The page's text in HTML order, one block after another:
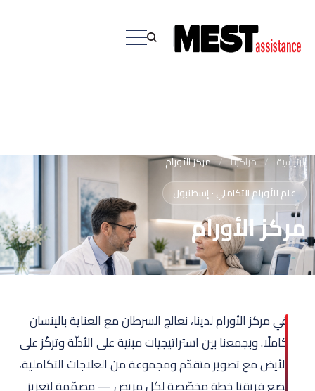
الرئيسية / مراكزنا / مركز الأورام
علم الأورام التكاملي · إسطنبول
مركز الأورام
في مركز الأورام لدينا، نعالج السرطان مع العناية بالإنسان
كاملًا. وبجمعنا بين استراتيجيات مبنية على الأدلّة وتركّز على
الأيض مع تصوير متقدّم ومجموعة من العلاجات التكاملية،
يضع فريقنا خطة مخصّصة لكل مريض — مصمّمة لتعزيز